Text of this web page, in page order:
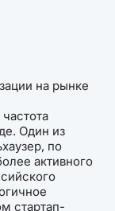
на рынке
Один из
по
активного
стартап-